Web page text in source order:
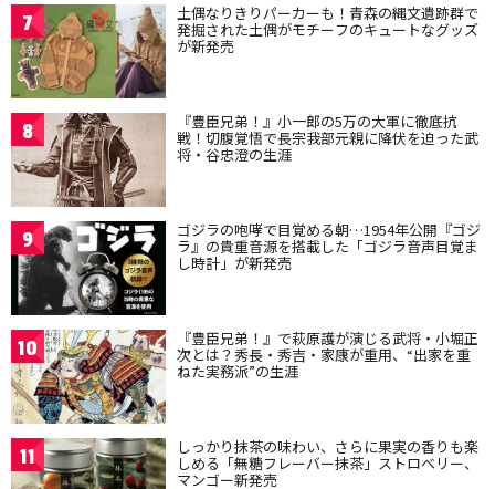
7 土偶なりきりパーカーも！青森の縄文遺跡群で
発掘された土偶がモチーフのキュートなグッズ
が新発売
8 『豊臣兄弟！』小一郎の5万の大軍に徹底抗
戦！切腹覚悟で長宗我部元親に降伏を迫った武
将・谷忠澄の生涯
9 ゴジラの咆哮で目覚める朝…1954年公開『ゴジ
ラ』の貴重音源を搭載した「ゴジラ音声目覚ま
し時計」が新発売
10 『豊臣兄弟！』で萩原護が演じる武将・小堀正
次とは？秀長・秀吉・家康が重用、“出家を重
ねた実務派”の生涯
11 しっかり抹茶の味わい、さらに果実の香りも楽
しめる「無糖フレーバー抹茶」ストロベリー、
マンゴー新発売